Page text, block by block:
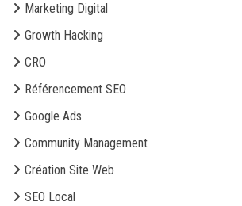
Marketing Digital
Growth Hacking
CRO
Référencement SEO
Google Ads
Community Management
Création Site Web
SEO Local